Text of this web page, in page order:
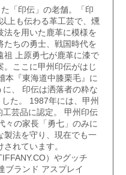
「 印伝 」の老舗。「 印
上も伝わる革工芸で、燻
法を用いた鹿革に模様を
たちの勇士、戦国時代を
祖 上原勇七が鹿革に漆で
。ここに甲州印伝がはじ
本『東海道中膝栗毛』に
、 印伝は洒落者の粋な
た。 1987年には、 甲州
芸品に認定。 甲州印伝
々の家長「勇七」のみに
製法を守り、現在でも一
れています。
）やグッチ
ブランド アスプレイ